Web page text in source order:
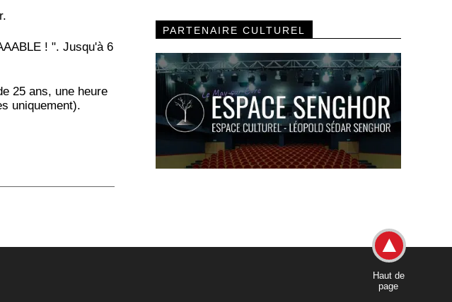
! ". Jusqu'à 6
25 ans, une heure
uniquement).
PARTENAIRE CULTUREL
Haut de
page